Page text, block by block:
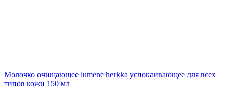
Молочко очищающее lumene herkka успокаивающее для всех
типов кожи 150 мл